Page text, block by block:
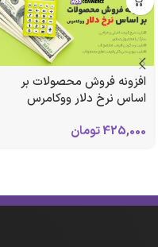
افزونه فروش محصولات بر
اساس نرخ دلار ووکامرس
425,000تومان